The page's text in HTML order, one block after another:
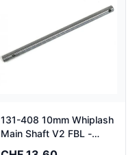
131-408 10mm Whiplash
Main Shaft V2 FBL -